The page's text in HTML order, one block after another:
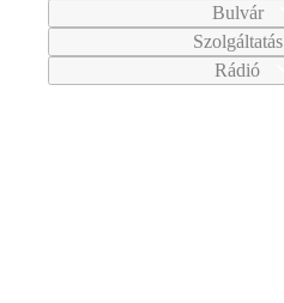
Bulvár
Szolgáltatás
Rádió